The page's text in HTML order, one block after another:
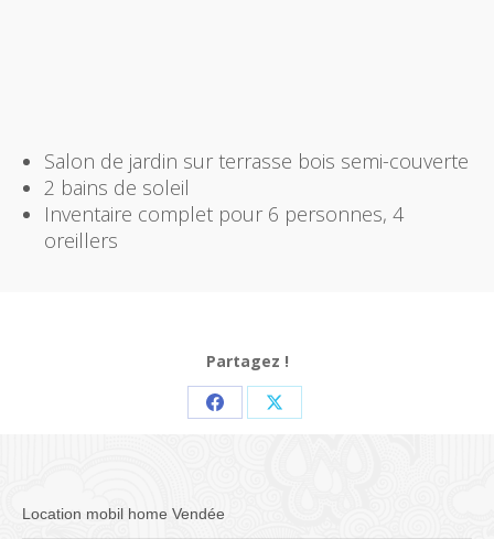
Salon de jardin sur terrasse bois semi-couverte
2 bains de soleil
Inventaire complet pour 6 personnes, 4
oreillers
Partagez !
PartagerPartager
Location mobil home Vendée